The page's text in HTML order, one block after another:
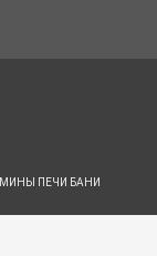
ПЕЧИ БАНИ